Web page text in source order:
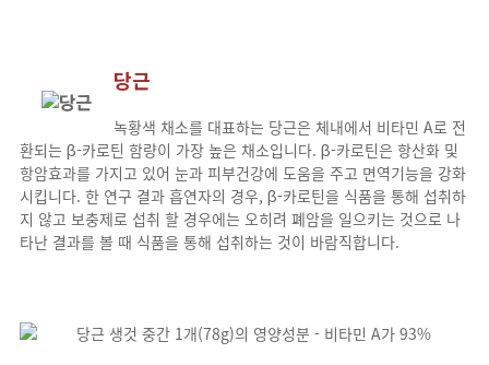
당근
녹황색 채소를 대표하는 당근은 체내에서 비타민 A로 전
환되는 β-카로틴 함량이 가장 높은 채소입니다. β-카로틴은 항산화 및
항암효과를 가지고 있어 눈과 피부건강에 도움을 주고 면역기능을 강화
시킵니다. 한 연구 결과 흡연자의 경우, β-카로틴을 식품을 통해 섭취하
지 않고 보충제로 섭취 할 경우에는 오히려 폐암을 일으키는 것으로 나
타난 결과를 볼 때 식품을 통해 섭취하는 것이 바람직합니다.